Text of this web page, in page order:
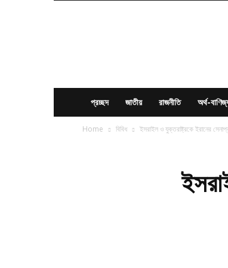
প্রচ্ছদ জাতীয় রাজনীতি অর্থ-
Home বিবিধ ইসরাইল ও যুক্তরাষ্ট্রকে ইরানের